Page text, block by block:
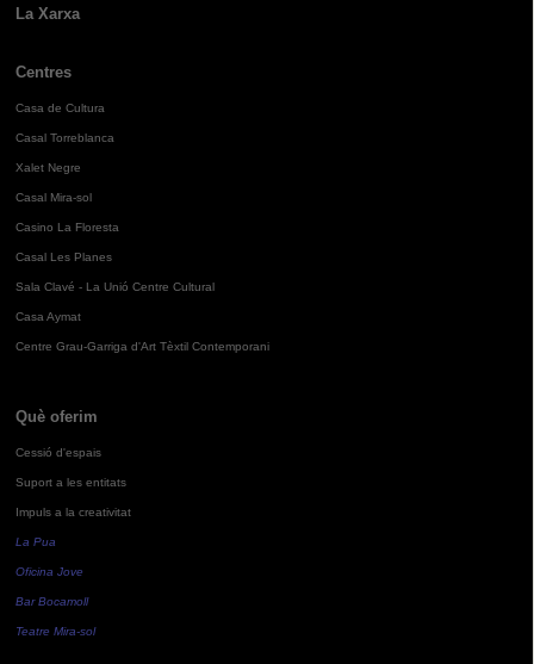
La Xarxa
Centres
Casa de Cultura
Casal Torreblanca
Xalet Negre
Casal Mira-sol
Casino La Floresta
Casal Les Planes
Sala Clavé - La Unió Centre Cultural
Casa Aymat
Centre Grau-Garriga d'Art Tèxtil Contemporani
Què oferim
Cessió d'espais
Suport a les entitats
Impuls a la creativitat
La Pua
Oficina Jove
Bar Bocamoll
Teatre Mira-sol